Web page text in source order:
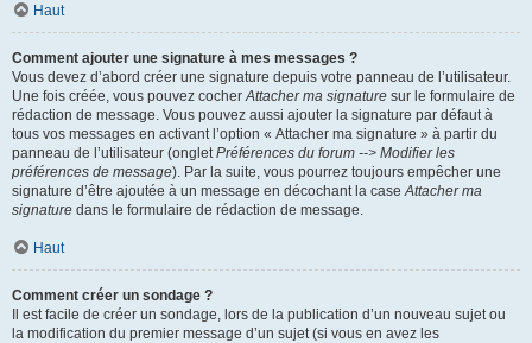
Haut
Comment ajouter une signature à mes messages ?
Vous devez d’abord créer une signature depuis votre panneau de l’utilisateur.
Une fois créée, vous pouvez cocherAttacher ma signature sur le formulaire de
rédaction de message. Vous pouvez aussi ajouter la signature par défaut à
tous vos messages en activant l’option « Attacher ma signature » à partir du
panneau de l’utilisateur (ongletPréférences du forum --> Modifier les
préférences de message). Par la suite, vous pourrez toujours empêcher une
signature d’être ajoutée à un message en décochant la caseAttacher ma
signature dans le formulaire de rédaction de message.
Haut
Comment créer un sondage ?
Il est facile de créer un sondage, lors de la publication d’un nouveau sujet ou
la modification du premier message d’un sujet (si vous en avez les